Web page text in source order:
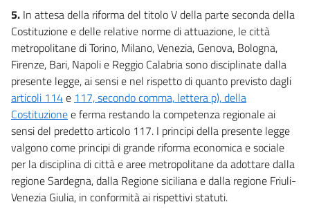
5. In attesa della riforma del titolo V della parte seconda della
Costituzione e delle relative norme di attuazione, le città
metropolitane di Torino, Milano, Venezia, Genova, Bologna,
Firenze, Bari, Napoli e Reggio Calabria sono disciplinate dalla
presente legge, ai sensi e nel rispetto di quanto previsto dagli
articoli 114e 117, secondo comma, lettera p), della
Costituzionee ferma restando la competenza regionale ai
sensi del predetto articolo 117. I principi della presente legge
valgono come principi di grande riforma economica e sociale
per la disciplina di città e aree metropolitane da adottare dalla
regione Sardegna, dalla Regione siciliana e dalla regione Friuli-
Venezia Giulia, in conformità ai rispettivi statuti.